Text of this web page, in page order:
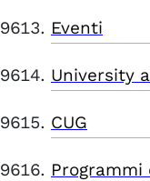
Eventi
University
CUG